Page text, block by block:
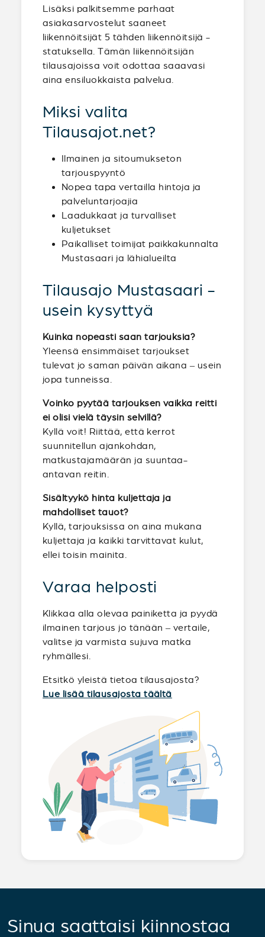
Lisäksi palkitsemme parhaat
asiakasarvostelut saaneet
liikennöitsijät 5 tähden liikennöitsijä -
statuksella. Tämän liikennöitsijän
tilausajoissa voit odottaa saaavasi
aina ensiluokkaista palvelua.
Miksi valita
Tilausajot.net?
Ilmainen ja sitoumukseton
tarjouspyyntö
Nopea tapa vertailla hintoja ja
palveluntarjoajia
Laadukkaat ja turvalliset
kuljetukset
Paikalliset toimijat paikkakunnalta
Mustasaari ja lähialueilta
Tilausajo Mustasaari -
usein kysyttyä
Kuinka nopeasti saan tarjouksia?
Yleensä ensimmäiset tarjoukset
tulevat jo saman päivän aikana – usein
jopa tunneissa.
Voinko pyytää tarjouksen vaikka reitti
ei olisi vielä täysin selvillä?
Kyllä voit! Riittää, että kerrot
suunnitellun ajankohdan,
matkustajamäärän ja suuntaa-
antavan reitin.
Sisältyykö hinta kuljettaja ja
mahdolliset tauot?
Kyllä, tarjouksissa on aina mukana
kuljettaja ja kaikki tarvittavat kulut,
ellei toisin mainita.
Varaa helposti
Klikkaa alla olevaa painiketta ja pyydä
ilmainen tarjous jo tänään – vertaile,
valitse ja varmista sujuva matka
ryhmällesi.
Etsitkö yleistä tietoa tilausajosta?
Lue lisää tilausajosta täältä
Sinua saattaisi kiinnostaa